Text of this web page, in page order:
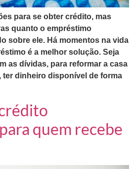
para se obter crédito, mas
quanto o empréstimo
sobre ele. Há momentos na vida
é a melhor solução. Seja
as dívidas, para reformar a casa
ter dinheiro disponível de forma
quem recebe